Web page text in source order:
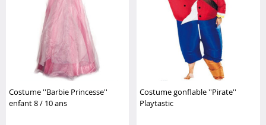
Costume ''Barbie Princesse''
enfant 8 / 10 ans
Costume gonflable ''Pirate''
Playtastic